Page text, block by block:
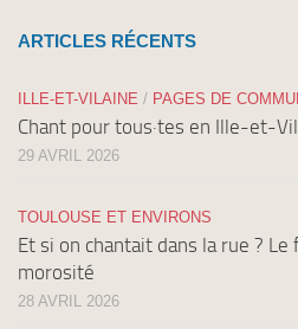
ARTICLES RÉCENTS
ILLE-ET-VILAINE / PAGES DE
Chant pour tous·tes en Ille-et-
29 AVRIL 2026
TOULOUSE ET ENVIRONS
Et si on chantait dans la rue ?
morosité
28 AVRIL 2026